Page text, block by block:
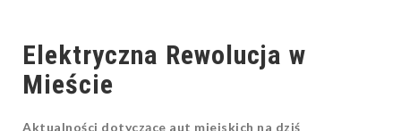
Elektryczna Rewolucja w
Mieście
Aktualności dotyczące aut miejskich na dziś